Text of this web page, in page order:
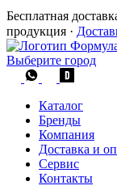
Бесплатная
продукция ·
Выберите город
Каталог
Бренды
Компания
Доставка и
Сервис
Контакты